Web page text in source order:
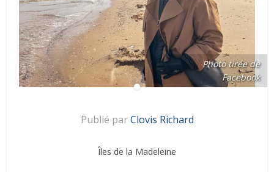
Photo tirée de
Facebook
Publié parClovis Richard
Îles de la Madeleine